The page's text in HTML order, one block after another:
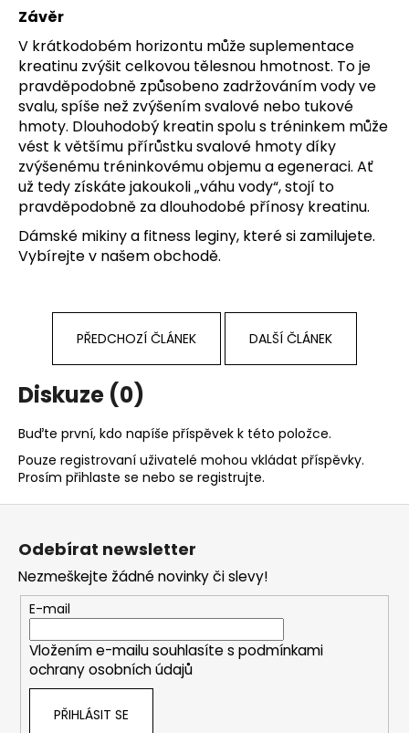
Závěr
V krátkodobém horizontu může suplementace
kreatinu zvýšit celkovou tělesnou hmotnost. To je
pravděpodobně způsobeno zadržováním vody ve
svalu, spíše než zvýšením svalové nebo tukové
hmoty. Dlouhodobý kreatin spolu s tréninkem může
vést k většímu přírůstku svalové hmoty díky
zvýšenému tréninkovému objemu a egeneraci. Ať
už tedy získáte jakoukoli „váhu vody“, stojí to
pravděpodobně za dlouhodobé přínosy kreatinu.
Dámské mikiny a fitness leginy, které si zamilujete.
Vybírejte v našem obchodě.
PŘEDCHOZÍ ČLÁNEK DALŠÍ ČLÁNEK
Diskuze (0)
Buďte první, kdo napíše příspěvek k této položce.
Pouze registrovaní uživatelé mohou vkládat příspěvky.
Prosím přihlaste se nebo se registrujte.
Odebírat newsletter
Nezmeškejte žádné novinky či slevy!
E-mail
Vložením e-mailu souhlasíte s podmínkami
ochrany osobních údajů
PŘIHLÁSIT SE